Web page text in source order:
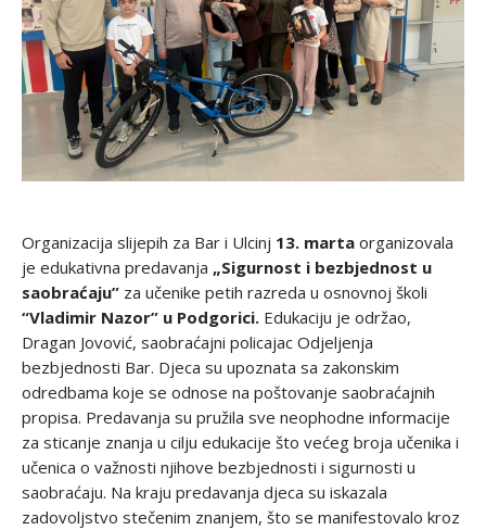
Organizacija slijepih za Bar i Ulcinj 13. marta organizovala
je edukativna predavanja „Sigurnost i bezbjednost u
saobraćaju” za učenike petih razreda u osnovnoj školi
“Vladimir Nazor” u Podgorici. Edukaciju je održao,
Dragan Jovović, saobraćajni policajac Odjeljenja
bezbjednosti Bar. Djeca su upoznata sa zakonskim
odredbama koje se odnose na poštovanje saobraćajnih
propisa. Predavanja su pružila sve neophodne informacije
za sticanje znanja u cilju edukacije što većeg broja učenika i
učenica o važnosti njihove bezbjednosti i sigurnosti u
saobraćaju. Na kraju predavanja djeca su iskazala
zadovoljstvo stečenim znanjem, što se manifestovalo kroz